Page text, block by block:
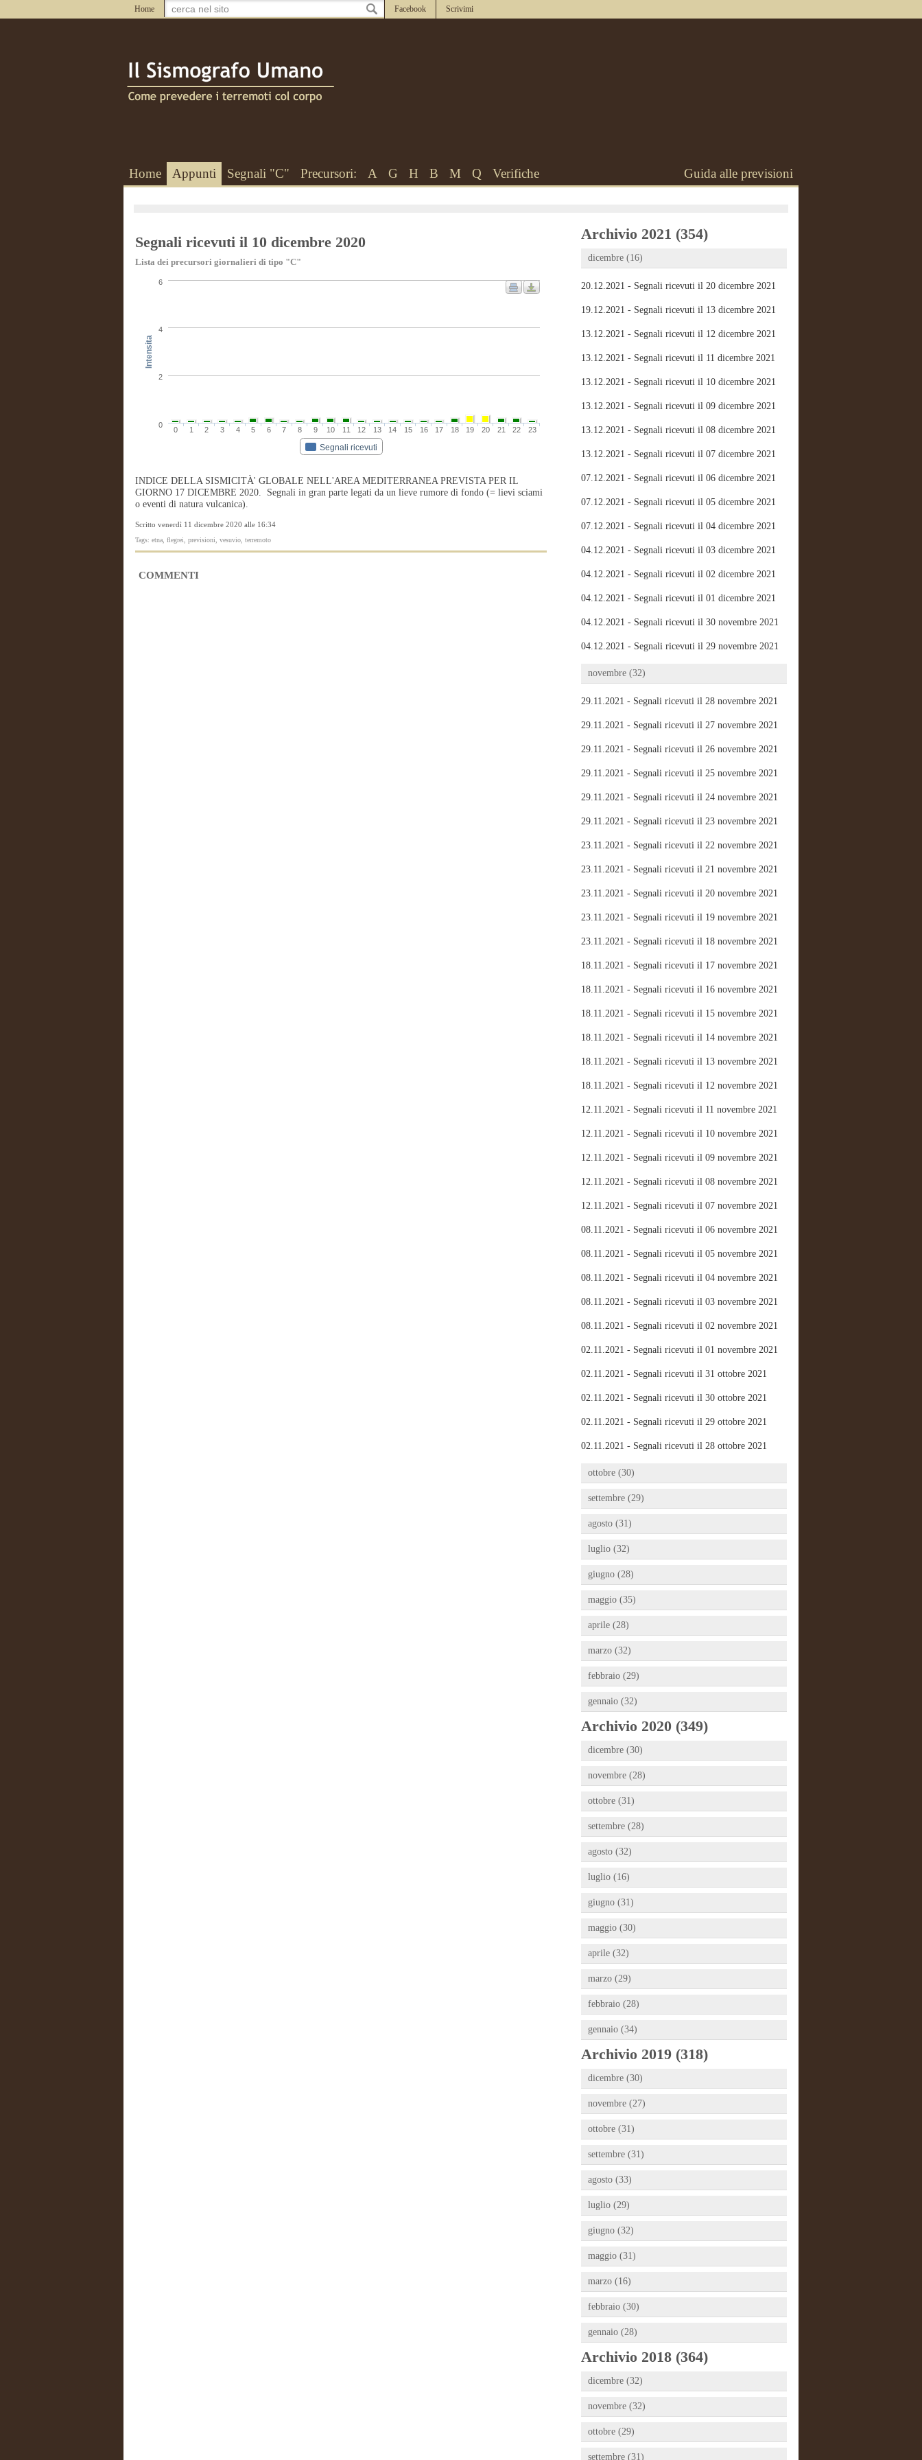
Home Facebook Scrivimi
Home Appunti Segnali "C" Precursori: A G H B M Q Verifiche Guida alle previsioni
Segnali ricevuti il 10 dicembre 2020
Lista dei precursori giornalieri di tipo "C"
Intensita
Segnali ricevuti
0 1 2 3 4 5 6 7 8 9 10 11 12 13 14 15 16 17 18 19 20 21 22 23
0
2
4
6
INDICE DELLA SISMICITÀ' GLOBALE NELL'AREA MEDITERRANEA PREVISTA PER IL
GIORNO 17 DICEMBRE 2020. Segnali in gran parte legati da un lieve rumore di fondo (= lievi sciami
o eventi di natura vulcanica).
Scritto venerdì 11 dicembre 2020 alle 16:34
Tags: etna, flegrei, previsioni, vesuvio, terremoto
COMMENTI
Archivio 2021 (354)
dicembre (16)
20.12.2021 - Segnali ricevuti il 20 dicembre 2021
19.12.2021 - Segnali ricevuti il 13 dicembre 2021
13.12.2021 - Segnali ricevuti il 12 dicembre 2021
13.12.2021 - Segnali ricevuti il 11 dicembre 2021
13.12.2021 - Segnali ricevuti il 10 dicembre 2021
13.12.2021 - Segnali ricevuti il 09 dicembre 2021
13.12.2021 - Segnali ricevuti il 08 dicembre 2021
13.12.2021 - Segnali ricevuti il 07 dicembre 2021
07.12.2021 - Segnali ricevuti il 06 dicembre 2021
07.12.2021 - Segnali ricevuti il 05 dicembre 2021
07.12.2021 - Segnali ricevuti il 04 dicembre 2021
04.12.2021 - Segnali ricevuti il 03 dicembre 2021
04.12.2021 - Segnali ricevuti il 02 dicembre 2021
04.12.2021 - Segnali ricevuti il 01 dicembre 2021
04.12.2021 - Segnali ricevuti il 30 novembre 2021
04.12.2021 - Segnali ricevuti il 29 novembre 2021
novembre (32)
29.11.2021 - Segnali ricevuti il 28 novembre 2021
29.11.2021 - Segnali ricevuti il 27 novembre 2021
29.11.2021 - Segnali ricevuti il 26 novembre 2021
29.11.2021 - Segnali ricevuti il 25 novembre 2021
29.11.2021 - Segnali ricevuti il 24 novembre 2021
29.11.2021 - Segnali ricevuti il 23 novembre 2021
23.11.2021 - Segnali ricevuti il 22 novembre 2021
23.11.2021 - Segnali ricevuti il 21 novembre 2021
23.11.2021 - Segnali ricevuti il 20 novembre 2021
23.11.2021 - Segnali ricevuti il 19 novembre 2021
23.11.2021 - Segnali ricevuti il 18 novembre 2021
18.11.2021 - Segnali ricevuti il 17 novembre 2021
18.11.2021 - Segnali ricevuti il 16 novembre 2021
18.11.2021 - Segnali ricevuti il 15 novembre 2021
18.11.2021 - Segnali ricevuti il 14 novembre 2021
18.11.2021 - Segnali ricevuti il 13 novembre 2021
18.11.2021 - Segnali ricevuti il 12 novembre 2021
12.11.2021 - Segnali ricevuti il 11 novembre 2021
12.11.2021 - Segnali ricevuti il 10 novembre 2021
12.11.2021 - Segnali ricevuti il 09 novembre 2021
12.11.2021 - Segnali ricevuti il 08 novembre 2021
12.11.2021 - Segnali ricevuti il 07 novembre 2021
08.11.2021 - Segnali ricevuti il 06 novembre 2021
08.11.2021 - Segnali ricevuti il 05 novembre 2021
08.11.2021 - Segnali ricevuti il 04 novembre 2021
08.11.2021 - Segnali ricevuti il 03 novembre 2021
08.11.2021 - Segnali ricevuti il 02 novembre 2021
02.11.2021 - Segnali ricevuti il 01 novembre 2021
02.11.2021 - Segnali ricevuti il 31 ottobre 2021
02.11.2021 - Segnali ricevuti il 30 ottobre 2021
02.11.2021 - Segnali ricevuti il 29 ottobre 2021
02.11.2021 - Segnali ricevuti il 28 ottobre 2021
ottobre (30)
settembre (29)
agosto (31)
luglio (32)
giugno (28)
maggio (35)
aprile (28)
marzo (32)
febbraio (29)
gennaio (32)
Archivio 2020 (349)
dicembre (30)
novembre (28)
ottobre (31)
settembre (28)
agosto (32)
luglio (16)
giugno (31)
maggio (30)
aprile (32)
marzo (29)
febbraio (28)
gennaio (34)
Archivio 2019 (318)
dicembre (30)
novembre (27)
ottobre (31)
settembre (31)
agosto (33)
luglio (29)
giugno (32)
maggio (31)
marzo (16)
febbraio (30)
gennaio (28)
Archivio 2018 (364)
dicembre (32)
novembre (32)
ottobre (29)
settembre (31)